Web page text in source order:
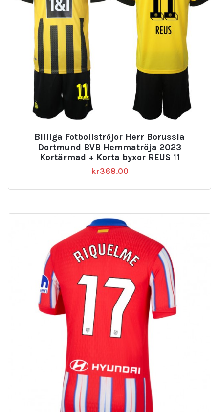
Billiga Fotbollströjor Herr Borussia
Dortmund BVB Hemmatröja 2023
Kortärmad + Korta byxor REUS 11
kr368.00